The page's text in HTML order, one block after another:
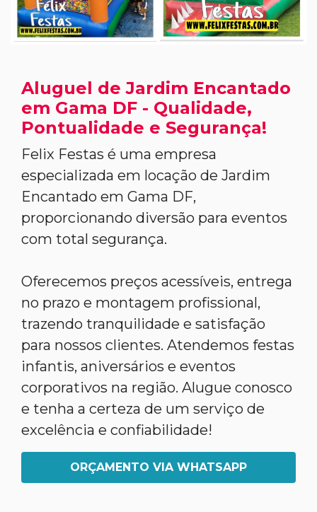
Aluguel de Jardim Encantado
em Gama DF - Qualidade,
Pontualidade e Segurança!
Felix Festas é uma empresa
especializada em locação de Jardim
Encantado em Gama DF,
proporcionando diversão para eventos
com total segurança.
Oferecemos preços acessíveis, entrega
no prazo e montagem profissional,
trazendo tranquilidade e satisfação
para nossos clientes. Atendemos festas
infantis, aniversários e eventos
corporativos na região. Alugue conosco
e tenha a certeza de um serviço de
excelência e confiabilidade!
ORÇAMENTO VIA WHATSAPP